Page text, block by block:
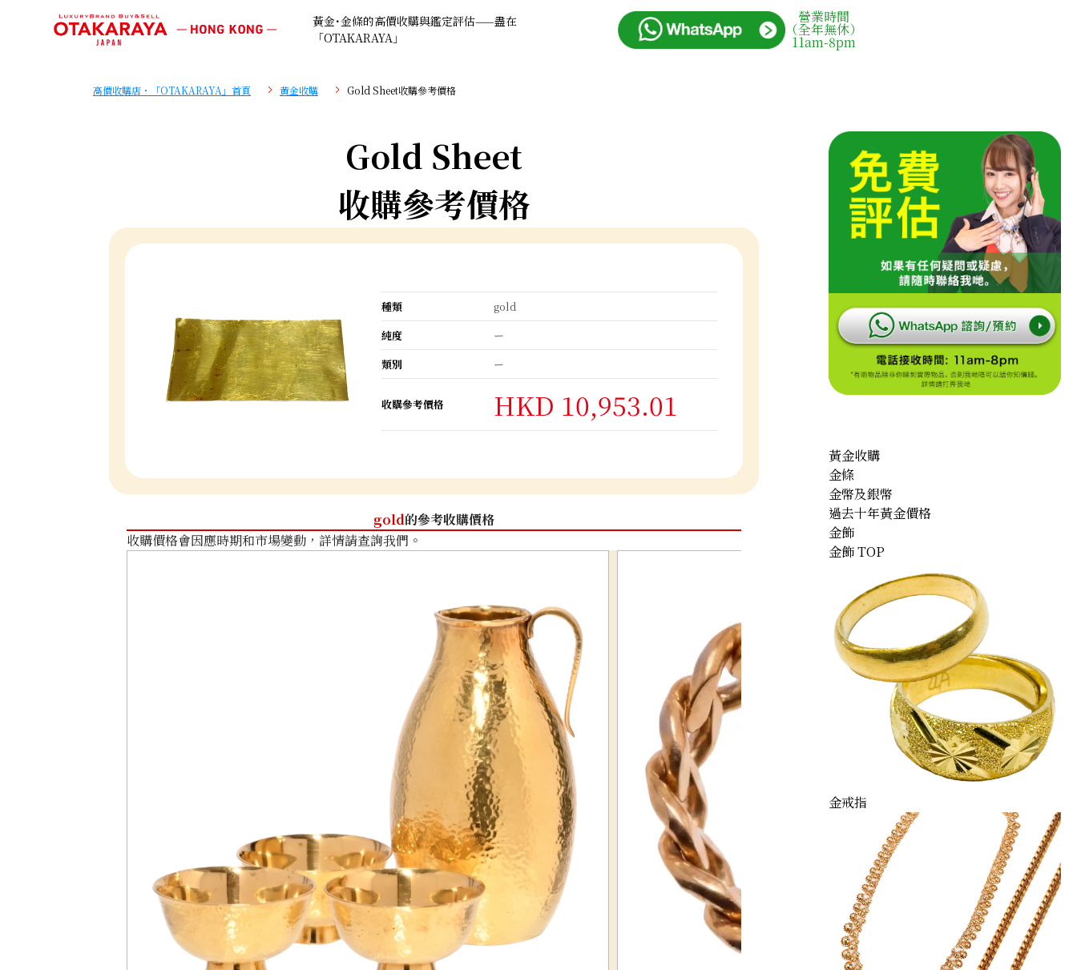
黃金･金條的高價收購與鑑定評估——盡在
「OTAKARAYA」
營業時間
（全年無休）
11am-8pm
高價收購店・「OTAKARAYA」首頁 黄金收購 Gold Sheet收購參考價格
Gold Sheet
收購參考價格
種類
gold
純度
ー
類別
ー
收購參考價格 HKD 10,953.01
gold的參考收購價格
收購價格會因應時期和市場變動，詳情請查詢我們。
黃金收購
金條
金幣及銀幣
過去十年黃金價格
金飾
金飾 TOP
金戒指